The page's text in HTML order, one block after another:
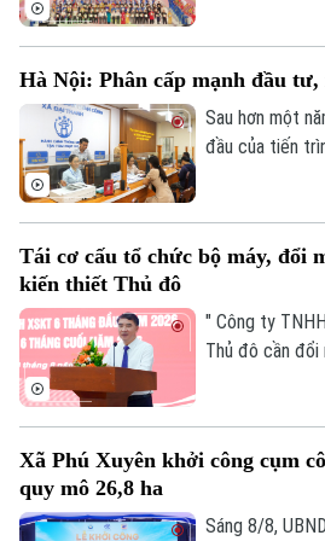
Di tích
Tư vấn sức khỏe
Bóng đá
Quần vợt
Golf
Tin tức
Sao
Thời trang
Âm nhạc
Đã phát sóng
Hà Nội: Phân cấp mạnh đầu
Sau hơn một
đầu của tiến
tổ chức, mà là
trúc mô hình
Nội.
Tái cơ cấu tổ chức bộ máy, đổi
kiến thiết Thủ đô
" Công ty
Thủ đô cần đổi
động, gia tăng
Thành ủy, Phó
Xã Phú Xuyên khởi công cụm
quy mô 26,8 ha
Sáng 8/8,